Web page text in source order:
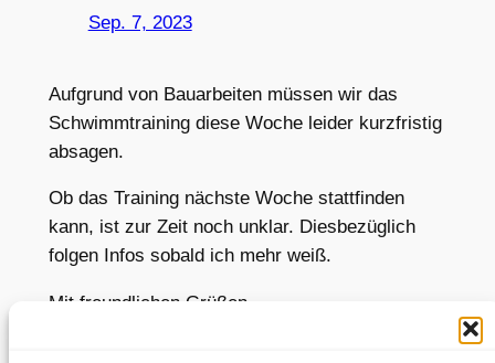
Sep. 7, 2023
Aufgrund von Bauarbeiten müssen wir das
Schwimmtraining diese Woche leider kurzfristig
absagen.
Ob das Training nächste Woche stattfinden
kann, ist zur Zeit noch unklar. Diesbezüglich
folgen Infos sobald ich mehr weiß.
Mit freundlichen Grüßen,